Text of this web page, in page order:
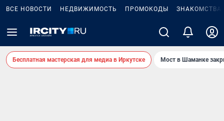
ВСЕ НОВОСТИ НЕДВИЖИМОСТЬ ПРОМОКОДЫ ЗНАКОМСТВА
Бесплатная мастерская для медиа в Иркутске Мост в Шаманке